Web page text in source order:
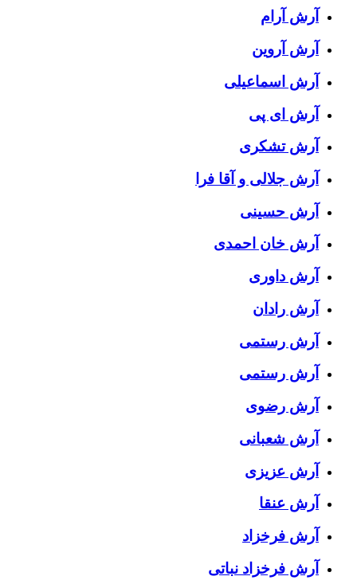
آرش آرام
آرش آروین
آرش اسماعیلی
آرش ای پی
آرش تشکری
آرش جلالی و آقا فرا
آرش حسینی
آرش خان احمدی
آرش داوری
آرش رادان
آرش رستمى
آرش رستمی
آرش رضوی
آرش شعبانی
آرش عزیزی
آرش عنقا
آرش فرخزاد
آرش فرخزاد نباتی